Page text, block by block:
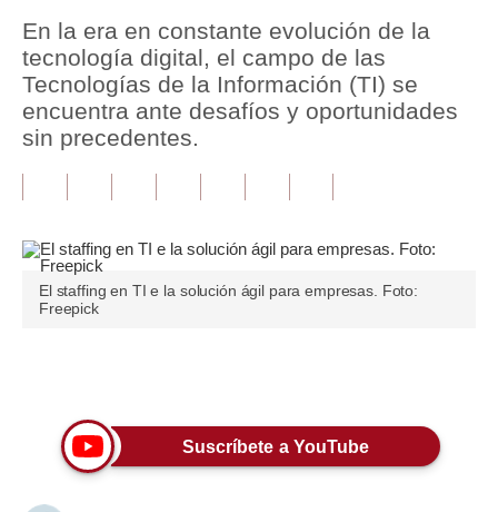
Política
Finanzas Personales
Tendencias
Lujo
En la era en constante evolución de la
tecnología digital, el campo de las
Tecnologías de la Información (TI) se
encuentra ante desafíos y oportunidades
sin precedentes.
El staffing en TI e la solución ágil para empresas. Foto:
Freepick
Suscríbete a YouTube